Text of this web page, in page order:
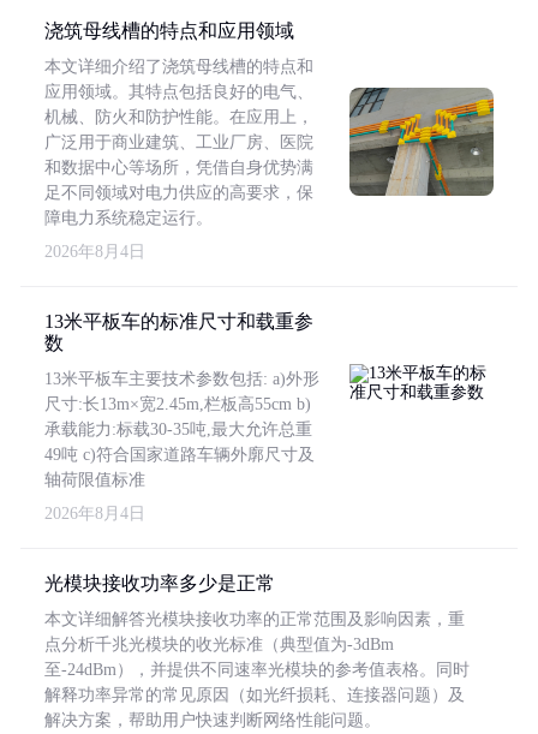
浇筑母线槽的特点和应用领域
本文详细介绍了浇筑母线槽的特点和
应用领域。其特点包括良好的电气、
机械、防火和防护性能。在应用上，
广泛用于商业建筑、工业厂房、医院
和数据中心等场所，凭借自身优势满
足不同领域对电力供应的高要求，保
障电力系统稳定运行。
2026年8月4日
13米平板车的标准尺寸和载重参
数
13米平板车主要技术参数包括: a)外形
尺寸:长13m×宽2.45m,栏板高55cm b)
承载能力:标载30-35吨,最大允许总重
49吨 c)符合国家道路车辆外廓尺寸及
轴荷限值标准
2026年8月4日
光模块接收功率多少是正常
本文详细解答光模块接收功率的正常范围及影响因素，重
点分析千兆光模块的收光标准（典型值为-3dBm
至-24dBm），并提供不同速率光模块的参考值表格。同时
解释功率异常的常见原因（如光纤损耗、连接器问题）及
解决方案，帮助用户快速判断网络性能问题。